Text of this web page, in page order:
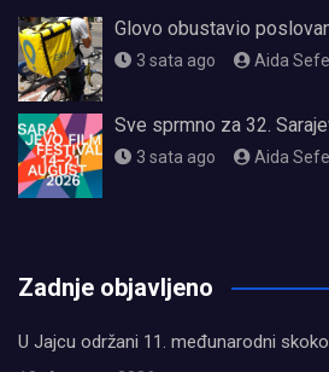
Glovo obustavio
3 sata ago Aida
Sve sprmno za 32.
3 sata ago Aida
Zadnje objavljeno
U Jajcu održani 11. međunarodni